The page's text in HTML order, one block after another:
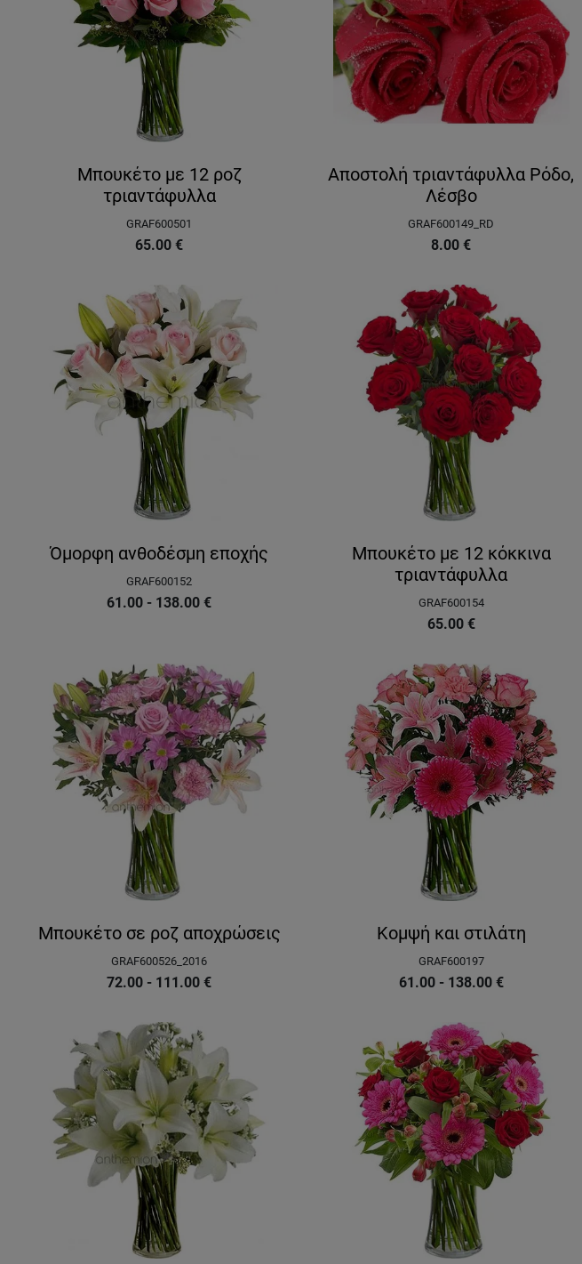
Μπουκέτο με 12 ροζ
τριαντάφυλλα
GRAF600501
65.00 €
Αποστολή τριαντάφυλλα Ρόδο,
Λέσβο
GRAF600149_RD
8.00 €
Όμορφη ανθοδέσμη εποχής
GRAF600152
61.00 - 138.00€
Μπουκέτο με 12 κόκκινα
τριαντάφυλλα
GRAF600154
65.00 €
Μπουκέτο σε ροζ αποχρώσεις
GRAF600526_2016
72.00 - 111.00€
Kομψή και στιλάτη
GRAF600197
61.00 - 138.00 €